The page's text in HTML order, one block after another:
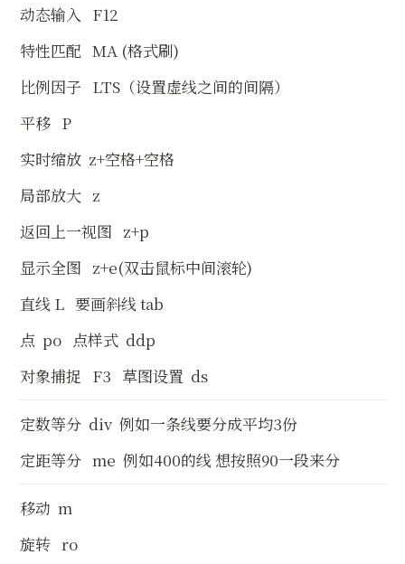
动态输入   F12
特性匹配   MA (格式刷)
比例因子   LTS（设置虚线之间的间隔）
平移   P
实时缩放  z+空格+空格
局部放大   z
返回上一视图   z+p
显示全图   z+e(双击鼠标中间滚轮)
直线 L   要画斜线 tab
点  po   点样式  ddp
对象捕捉   F3   草图设置  ds
定数等分  div  例如一条线要分成平均3份
定距等分   me  例如400的线 想按照90一段来分
移动  m
旋转   ro